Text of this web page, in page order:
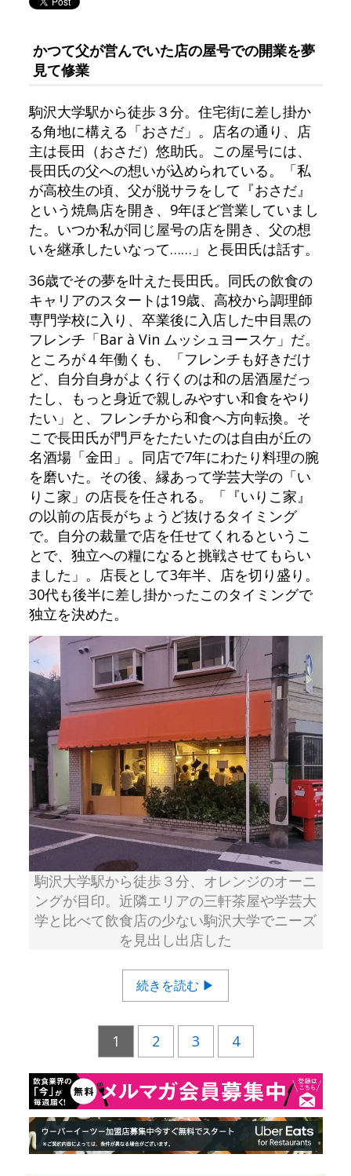
かつて父が営んでいた店の屋号での開業を夢
見て修業
駒沢大学駅から徒歩３分。住宅街に差し掛か
る角地に構える「おさだ」。店名の通り、店
主は長田（おさだ）悠助氏。この屋号には、
長田氏の父への想いが込められている。「私
が高校生の頃、父が脱サラをして『おさだ』
という焼鳥店を開き、9年ほど営業していまし
た。いつか私が同じ屋号の店を開き、父の想
いを継承したいなって……」と長田氏は話す。
36歳でその夢を叶えた長田氏。同氏の飲食の
キャリアのスタートは19歳、高校から調理師
専門学校に入り、卒業後に入店した中目黒の
フレンチ「Bar à Vin ムッシュヨースケ」だ。
ところが４年働くも、「フレンチも好きだけ
ど、自分自身がよく行くのは和の居酒屋だっ
たし、もっと身近で親しみやすい和食をやり
たい」と、フレンチから和食へ方向転換。そ
こで長田氏が門戸をたたいたのは自由が丘の
名酒場「金田」。同店で7年にわたり料理の腕
を磨いた。その後、縁あって学芸大学の「い
りこ家」の店長を任される。「『いりこ家』
の以前の店長がちょうど抜けるタイミング
で。自分の裁量で店を任せてくれるというこ
とで、独立への糧になると挑戦させてもらい
ました」。店長として3年半、店を切り盛り。
30代も後半に差し掛かったこのタイミングで
独立を決めた。
駒沢大学駅から徒歩３分、オレンジのオーニ
ングが目印。近隣エリアの三軒茶屋や学芸大
学と比べて飲食店の少ない駒沢大学でニーズ
を見出し出店した
続きを読む ▶
1 2 3 4